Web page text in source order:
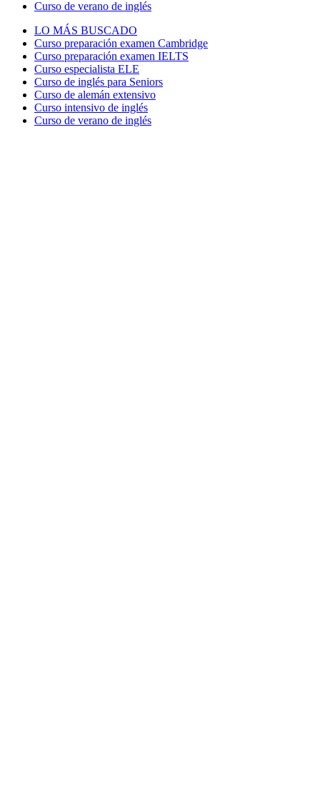
Curso de verano de inglés
LO MÁS BUSCADO
Curso preparación examen Cambridge
Curso preparación examen IELTS
Curso especialista ELE
Curso de inglés para Seniors
Curso de alemán extensivo
Curso intensivo de inglés
Curso de verano de inglés